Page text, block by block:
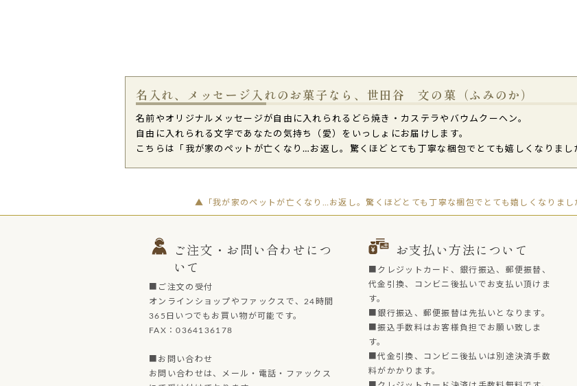
名入れ、メッセージ入れのお菓子なら、世田谷 文の菓（ふみのか）
名前やオリジナルメッセージが自由に入れられるどら焼き・カステラやバウムクーヘン。
自由に入れられる文字であなたの気持ち（愛）をいっしょにお届けします。
こちらは「我が家のペットが亡くなり…お返し。驚くほどとても丁寧な梱包でとても嬉しくなりまし
▲「我が家のペットが亡くなり…お返し。驚くほどとても丁寧な梱包でとても嬉しくなりま
ご注文・お問い合わせにつ
いて
■ご注文の受付
オンラインショップやファックスで、24時間
365日いつでもお買い物が可能です。
FAX：0364136178
■お問い合わせ
お問い合わせは、メール・電話・ファックス
お支払い方法について
■クレジットカード、銀行振込、郵便振替、
代金引換、コンビニ後払いでお支払い頂けま
す。
■銀行振込、郵便振替は先払いとなります。
■振込手数料はお客様負担でお願い致しま
す。
■代金引換、コンビニ後払いは別途決済手数
料がかかります。